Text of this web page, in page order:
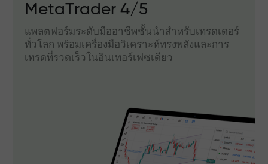
MetaTrader 4/5
แพลตฟอร์มระดับมืออาชีพชั้นนำสำหรับเทรดเดอร์
ทั่วโลก พร้อมเครื่องมือวิเคราะห์ทรงพลังและการ
เทรดที่รวดเร็วในอินเทอร์เฟซเดียว